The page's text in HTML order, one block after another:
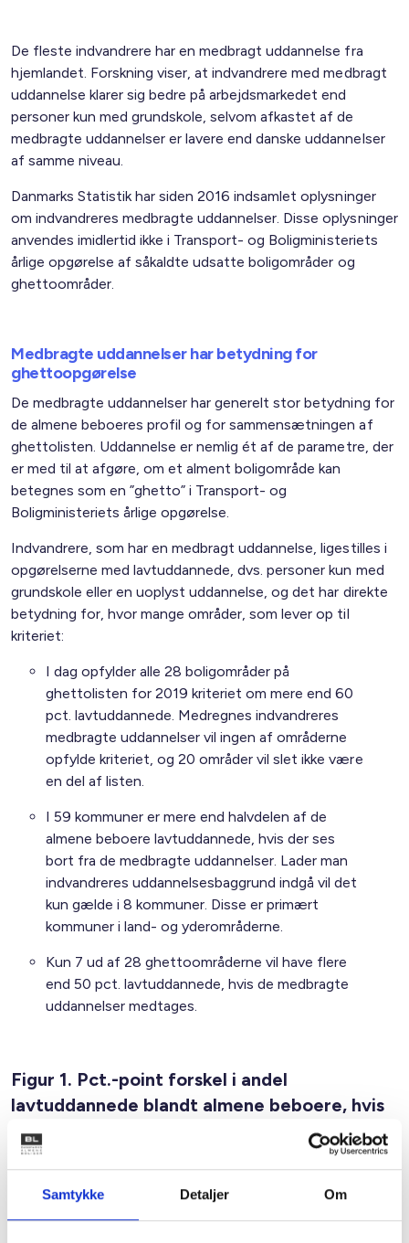
Samtykke Detaljer Om
De fleste indvandrere har en medbragt uddannelse fra
hjemlandet. Forskning viser, at indvandrere med medbragt
uddannelse klarer sig bedre på arbejdsmarkedet end
personer kun med grundskole, selvom afkastet af de
medbragte uddannelser er lavere end danske uddannelser
af samme niveau.
Danmarks Statistik har siden 2016 indsamlet oplysninger
om indvandreres medbragte uddannelser. Disse oplysninger
anvendes imidlertid ikke i Transport- og Boligministeriets
årlige opgørelse af såkaldte udsatte boligområder og
ghettoområder.
Medbragte uddannelser har betydning for
ghettoopgørelse
De medbragte uddannelser har generelt stor betydning for
de almene beboeres profil og for sammensætningen af
ghettolisten. Uddannelse er nemlig ét af de parametre, der
er med til at afgøre, om et alment boligområde kan
betegnes som en ”ghetto” i Transport- og
Boligministeriets årlige opgørelse.
Indvandrere, som har en medbragt uddannelse, ligestilles i
opgørelserne med lavtuddannede, dvs. personer kun med
grundskole eller en uoplyst uddannelse, og det har direkte
betydning for, hvor mange områder, som lever op til
kriteriet:
I dag opfylder alle 28 boligområder på
ghettolisten for 2019 kriteriet om mere end 60
pct. lavtuddannede. Medregnes indvandreres
medbragte uddannelser vil ingen af områderne
opfylde kriteriet, og 20 områder vil slet ikke være
en del af listen.
I 59 kommuner er mere end halvdelen af de
almene beboere lavtuddannede, hvis der ses
bort fra de medbragte uddannelser. Lader man
indvandreres uddannelsesbaggrund indgå vil det
kun gælde i 8 kommuner. Disse er primært
kommuner i land- og yderområderne.
Kun 7 ud af 28 ghettoområderne vil have flere
end 50 pct. lavtuddannede, hvis de medbragte
uddannelser medtages.
Figur 1. Pct.-point forskel i andel
lavtuddannede blandt almene beboere, hvis
medbragt uddannelse ikke medtages